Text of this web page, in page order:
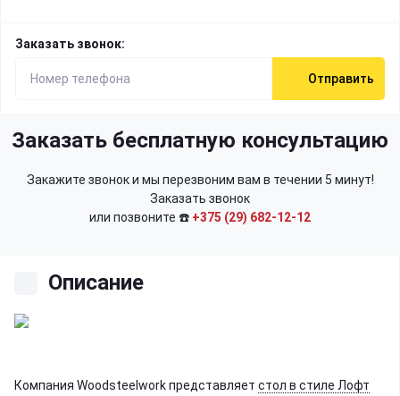
Заказать звонок:
Отправить
Заказать бесплатную консультацию
Закажите звонок и мы перезвоним вам в течении 5 минут!
Заказать звонок
или позвоните ☎️ +375 (29) 682-12-12
Описание
Компания Woodsteelwork представляет стол в стиле Лофт